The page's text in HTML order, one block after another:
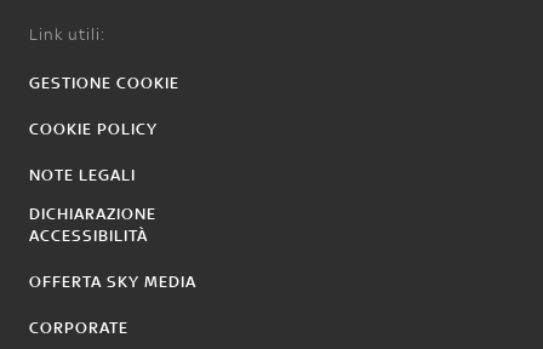
Link utili:
GESTIONE COOKIE
COOKIE POLICY
NOTE LEGALI
DICHIARAZIONE
ACCESSIBILITÀ
OFFERTA SKY MEDIA
CORPORATE